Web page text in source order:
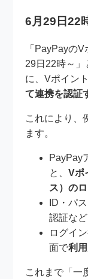
6月29日22
「PayPayの
29日22時～」
に、Vポイン
て連携を認証
これにより、
ます。
PayPay
と、Vポ
ス）の
ID・パ
認証な
ログイ
面で利
これまで「一